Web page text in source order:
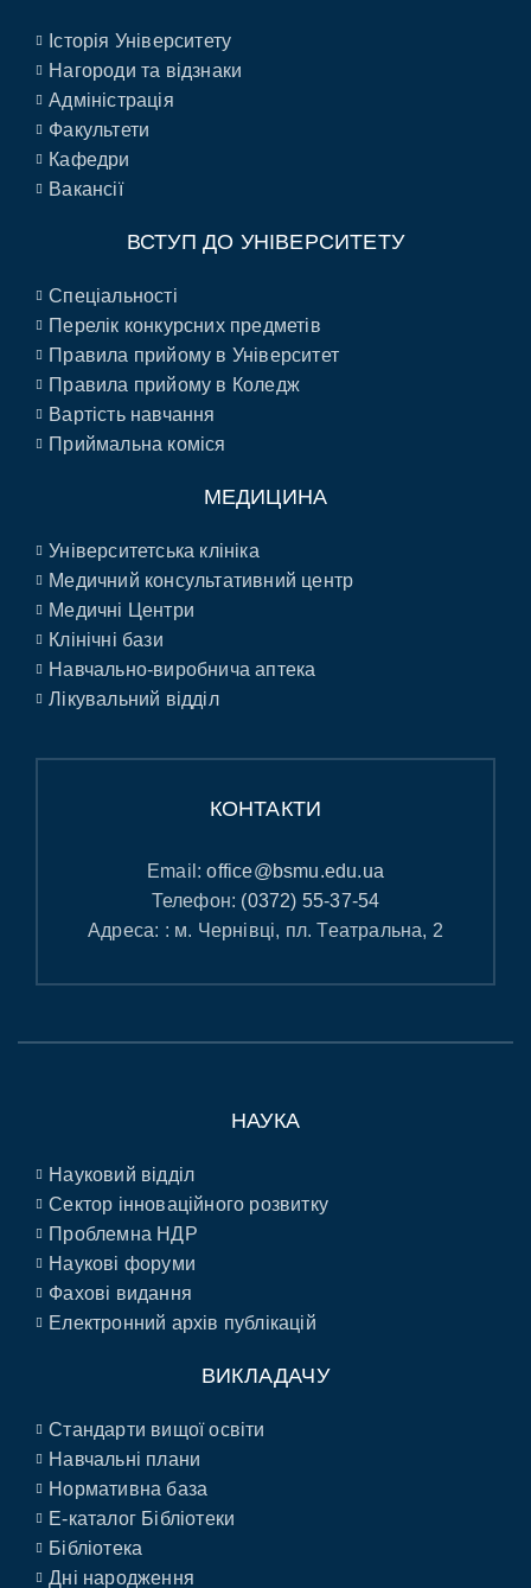
Історія Університету
Нагороди та відзнаки
Адміністрація
Факультети
Кафедри
Вакансії
ВСТУП ДО УНІВЕРСИТЕТУ
Спеціальності
Перелік конкурсних предметів
Правила прийому в Університет
Правила прийому в Коледж
Вартість навчання
Приймальна коміся
МЕДИЦИНА
Університетська клініка
Медичний консультативний центр
Медичні Центри
Клінічні бази
Навчально-виробнича аптека
Лікувальний відділ
КОНТАКТИ
Email:office@bsmu.edu.ua
Телефон: (0372) 55-37-54
Адреса: : м. Чернівці, пл. Театральна, 2
НАУКА
Науковий відділ
Сектор інноваційного розвитку
Проблемна НДР
Наукові форуми
Фахові видання
Електронний архів публікацій
ВИКЛАДАЧУ
Стандарти вищої освіти
Навчальні плани
Нормативна база
E-каталог Бібліотеки
Бібліотека
Дні народження